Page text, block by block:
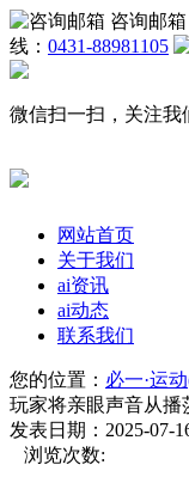
咨询邮箱
线： 0431-88981105
微信扫一扫，关注我
网站首页
关于我们
ai资讯
ai动态
联系我们
您的位置： 必一·运
玩家将亲眼声音从播
发表日期：2025-07-
浏览次数: